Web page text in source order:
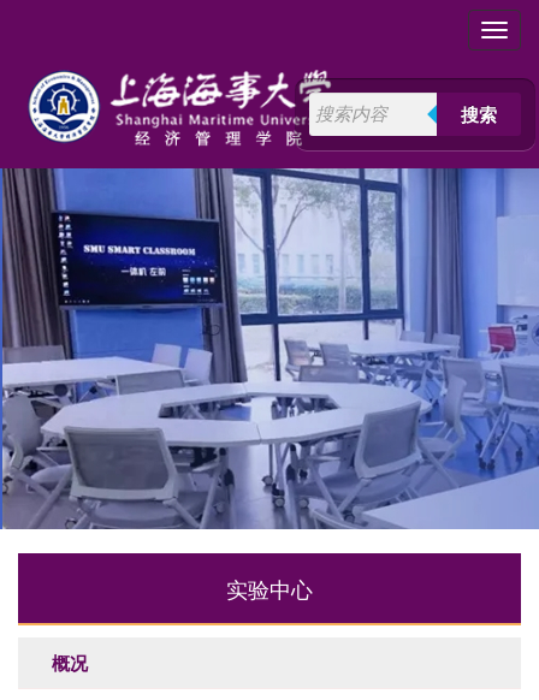
搜索
实验中心
概况